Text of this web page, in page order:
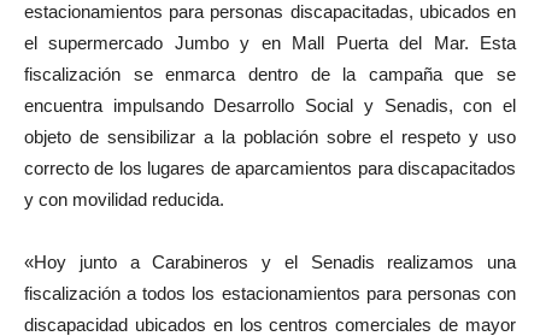
estacionamientos para personas discapacitadas, ubicados en
el supermercado Jumbo y en Mall Puerta del Mar. Esta
fiscalización se enmarca dentro de la campaña que se
encuentra impulsando Desarrollo Social y Senadis, con el
objeto de sensibilizar a la población sobre el respeto y uso
correcto de los lugares de aparcamientos para discapacitados
y con movilidad reducida.
«Hoy junto a Carabineros y el Senadis realizamos una
fiscalización a todos los estacionamientos para personas con
discapacidad ubicados en los centros comerciales de mayor